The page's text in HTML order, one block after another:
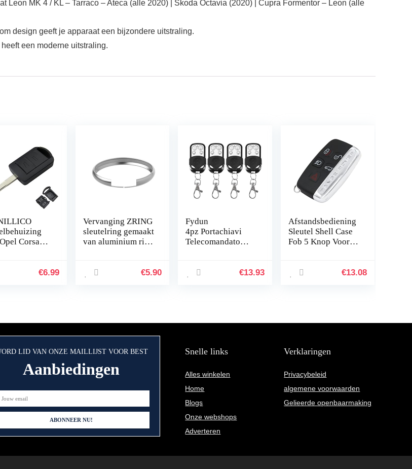
Leon MK 4 / KL – Tarraco – Ateca (alle 2020) | Skoda Octavia (2020) | Cupra Formentor – Leon (alle
design geeft je apparaat een bijzondere uitstraling.
een moderne uitstraling.
Corsa
€6.99
Vervanging ZRING
sleutelring gemaakt
van aluminium ring
sleutel
€5.90
Fydun
4pz Portachiavi
Telecomandato
Clonazione
€13.93
Afstandsbediening
Sleutel Shell Case
Fob 5 Knop Voor
Evoque kant met
€13.08
LID VAN ONZE MAILLIJST VOOR BEST
Aanbiedingen
Snelle links
Alles winkelen
Home
Blogs
Onze webshops
Adverteren
Verklaringen
Privacybeleid
algemene voorwaarden
Gelieerde openbaarmaking